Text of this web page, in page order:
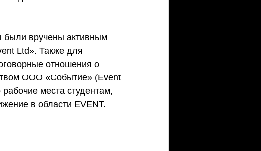
были вручены активным
Ltd». Также для
отношения о
ООО «Событие» (Event
места студентам,
в области EVENT.